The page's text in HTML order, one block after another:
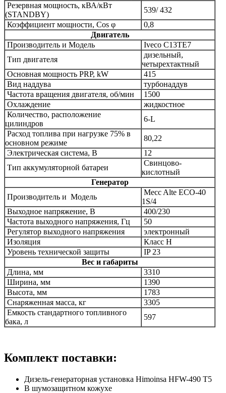
Резервная мощность, кВА/кВт
(STANDBY)
539/ 432
Коэффициент мощности, Сos φ
0,8
Двигатель
Производитель и Модель Iveco C13TE7
Тип двигателя
дизельный,
четырехтактный
Основная мощность PRP, kW
415
Вид наддува
турбонаддув
Частота вращения двигателя, об/мин
1500
Охлаждение
жидкостное
Количество, расположение
цилиндров
6-L
Расход топлива при нагрузке 75% в
основном режиме
80,22
Электрическая система, В
12
Тип аккумуляторной батареи
Свинцово-
кислотный
Генератор
Производитель и Модель
Mecc Alte ECO-40
1S/4
Выходное напряжение, В
400/230
Частота выходного напряжения, Гц
50
Регулятор выходного напряжения
электронный
Изоляция
Класс Н
Уровень технической защиты
IP 23
Вес и габариты
Длина, мм
3310
Ширина, мм
1390
Высота, мм
1783
Снаряженная масса, кг
3305
Емкость стандартного топливного
бака, л
597
Комплект поставки:
Дизель-генераторная установка Himoinsa HFW-490 T5
В шумозащитном кожухе